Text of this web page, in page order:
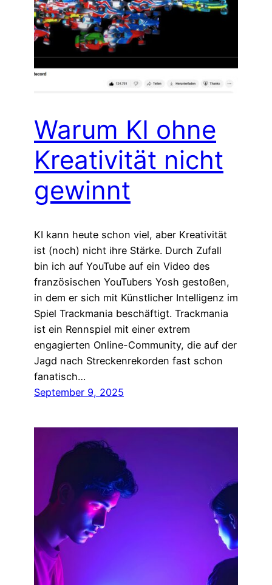
Warum KI ohne
Kreativität nicht
gewinnt
KI kann heute schon viel, aber Kreativität
ist (noch) nicht ihre Stärke. Durch Zufall
bin ich auf YouTube auf ein Video des
französischen YouTubers Yosh gestoßen,
in dem er sich mit Künstlicher Intelligenz im
Spiel Trackmania beschäftigt. Trackmania
ist ein Rennspiel mit einer extrem
engagierten Online-Community, die auf der
Jagd nach Streckenrekorden fast schon
fanatisch…
September 9, 2025